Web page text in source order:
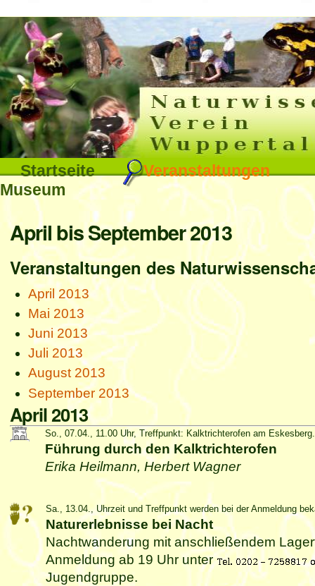
Direkt
zum
Inhalt
|
Direkt
zur
Navigation
Sektionen
Startseite
Veranstaltungen
Museum
Benutzerspezifische
Werkzeuge
Interna
April bis September 2013
Veranstaltungen des
April 2013
Mai 2013
Juni 2013
Juli 2013
August 2013
September 2013
April 2013
So., 07.04., 11.00 Uhr, Treffpunkt: Kalktrichterofen am Eskesberg.
Führung durch den Kalktrichterofen
Erika Heilmann, Herbert Wagner
Sa., 13.04., Uhrzeit und Treffpunkt werden bei der Anmeldung
Naturerlebnisse bei Nacht
Nachtwanderung mit anschließendem
Anmeldung ab 19 Uhr unter
Jugendgruppe.